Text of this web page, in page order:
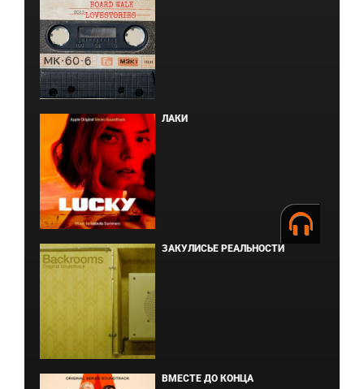
ЛАКИ
ЗАКУЛИСЬЕ РЕАЛЬНОСТИ
ВМЕСТЕ ДО КОНЦА